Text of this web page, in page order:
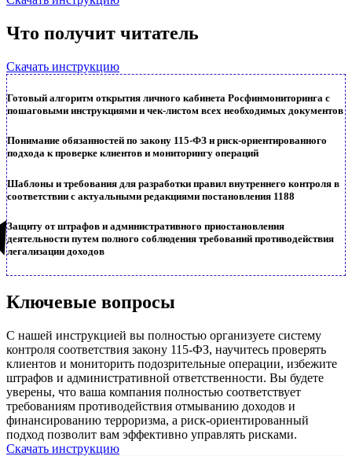
Что получит читатель
Скачать инструкцию
Готовый алгоритм открытия личного кабинета Росфинмониторинга с
пошаговыми инструкциями и чек-листом всех необходимых документов
Понимание обязанностей по закону 115-ФЗ и риск-ориентированного
подхода к проверке клиентов и мониторингу операций
Шаблоны и требования для разработки правил внутреннего контроля в
соответствии с актуальными редакциями постановления 1188
Защиту от штрафов и административного приостановления
деятельности путем полного соблюдения требований противодействия
легализации доходов
Ключевые вопросы
С нашей инструкцией вы полностью организуете систему
контроля соответствия закону 115-ФЗ, научитесь проверять
клиентов и мониторить подозрительные операции, избежите
штрафов и административной ответственности. Вы будете
уверены, что ваша компания полностью соответствует
требованиям противодействия отмыванию доходов и
финансированию терроризма, а риск-ориентированный
подход позволит вам эффективно управлять рисками.
Скачать инструкцию